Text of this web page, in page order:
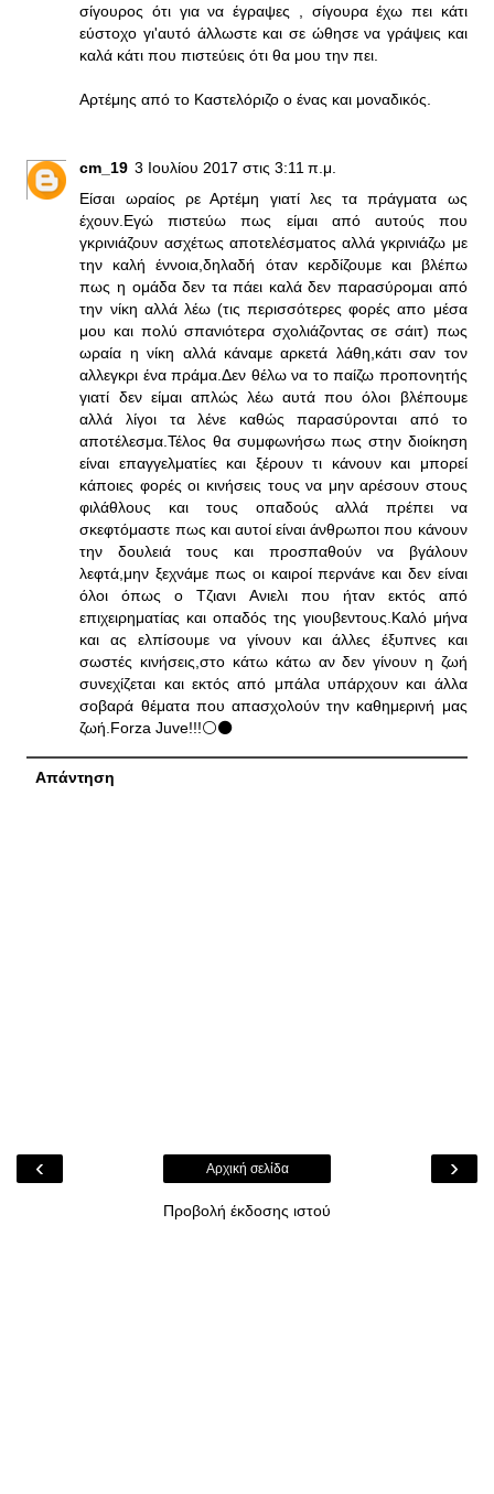
σίγουρος ότι για να έγραψες , σίγουρα έχω πει κάτι
εύστοχο γι'αυτό άλλωστε και σε ώθησε να γράψεις και
καλά κάτι που πιστεύεις ότι θα μου την πει.
Αρτέμης από το Καστελόριζο ο ένας και μοναδικός.
cm_19 3 Ιουλίου 2017 στις 3:11 π.μ.
Είσαι ωραίος ρε Αρτέμη γιατί λες τα πράγματα ως
έχουν.Εγώ πιστεύω πως είμαι από αυτούς που
γκρινιάζουν ασχέτως αποτελέσματος αλλά γκρινιάζω με
την καλή έννοια,δηλαδή όταν κερδίζουμε και βλέπω
πως η ομάδα δεν τα πάει καλά δεν παρασύρομαι από
την νίκη αλλά λέω (τις περισσότερες φορές απο μέσα
μου και πολύ σπανιότερα σχολιάζοντας σε σάιτ) πως
ωραία η νίκη αλλά κάναμε αρκετά λάθη,κάτι σαν τον
αλλεγκρι ένα πράμα.Δεν θέλω να το παίζω προπονητής
γιατί δεν είμαι απλώς λέω αυτά που όλοι βλέπουμε
αλλά λίγοι τα λένε καθώς παρασύρονται από το
αποτέλεσμα.Τέλος θα συμφωνήσω πως στην διοίκηση
είναι επαγγελματίες και ξέρουν τι κάνουν και μπορεί
κάποιες φορές οι κινήσεις τους να μην αρέσουν στους
φιλάθλους και τους οπαδούς αλλά πρέπει να
σκεφτόμαστε πως και αυτοί είναι άνθρωποι που κάνουν
την δουλειά τους και προσπαθούν να βγάλουν
λεφτά,μην ξεχνάμε πως οι καιροί περνάνε και δεν είναι
όλοι όπως ο Τζιανι Ανιελι που ήταν εκτός από
επιχειρηματίας και οπαδός της γιουβεντους.Καλό μήνα
και ας ελπίσουμε να γίνουν και άλλες έξυπνες και
σωστές κινήσεις,στο κάτω κάτω αν δεν γίνουν η ζωή
συνεχίζεται και εκτός από μπάλα υπάρχουν και άλλα
σοβαρά θέματα που απασχολούν την καθημερινή μας
ζωή.Forza Juve!!!⚪⚫
Απάντηση
‹ ›
Αρχική σελίδα
Προβολή έκδοσης ιστού